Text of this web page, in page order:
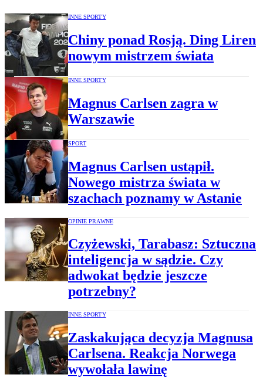
INNE SPORTY
Chiny ponad Rosją. Ding Liren
nowym mistrzem świata
INNE SPORTY
Magnus Carlsen zagra w
Warszawie
SPORT
Magnus Carlsen ustąpił.
Nowego mistrza świata w
szachach poznamy w Astanie
OPINIE PRAWNE
Czyżewski, Tarabasz: Sztuczna
inteligencja w sądzie. Czy
adwokat będzie jeszcze
potrzebny?
INNE SPORTY
Zaskakująca decyzja Magnusa
Carlsena. Reakcja Norwega
wywołała lawinę